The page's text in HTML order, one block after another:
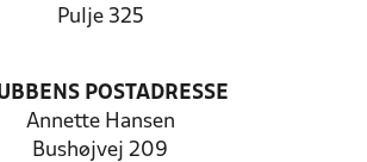
Pulje 325
POSTADRESSE
Annette Hansen
Bushøjvej 209